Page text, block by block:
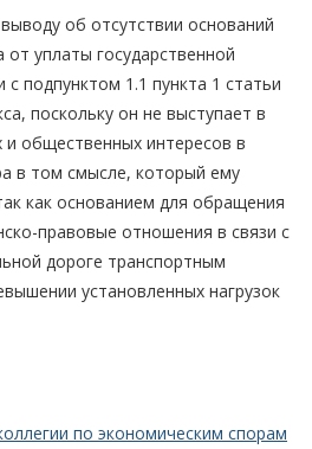
об отсутствии оснований
уплаты государственной
подпунктом 1.1 пункта 1 статьи
поскольку он не выступает в
и общественных интересов в
в том смысле, который ему
как основанием для обращения
правовые отношения в связи с
дороге транспортным
установленных нагрузок
по экономическим спорам